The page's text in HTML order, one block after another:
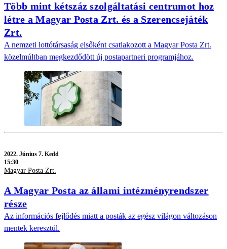
Több mint kétszáz szolgáltatási centrumot hoz
létre a Magyar Posta Zrt. és a Szerencsejáték
Zrt.
A nemzeti lottótársaság elsőként csatlakozott a Magyar Posta Zrt.
közelmúltban megkezdődött új postapartneri programjához.
2022. Június 7. Kedd
15:30
Magyar Posta Zrt.
A Magyar Posta az állami intézményrendszer
része
Az információs fejlődés miatt a posták az egész világon változáson
mentek keresztül.